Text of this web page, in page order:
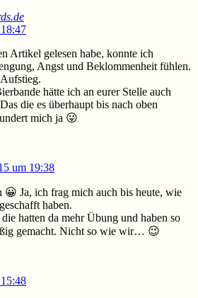
Artikel gelesen habe, konnte ich
Angst und Beklommenheit fühlen.
hätte ich an eurer Stelle auch
die es überhaupt bis nach oben
mich ja 😛
um 19:38
😀 Ja, ich frag mich auch bis heute, wie
haben.
hatten da mehr Übung und haben so
gemacht. Nicht so wie wir… 😉